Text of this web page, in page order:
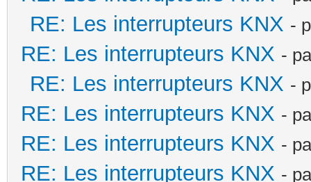
RE: Les interrupteurs KNX -
RE: Les interrupteurs KNX -
RE: Les interrupteurs KNX -
RE: Les interrupteurs KNX -
RE: Les interrupteurs KNX -
RE: Les interrupteurs KNX -